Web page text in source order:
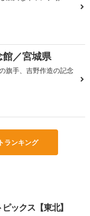
／宮城県
旗手、吉野作造の記念
ランキング
ックス【東北】